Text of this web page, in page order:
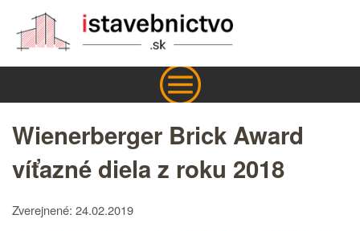
Wienerberger Brick Award
víťazné diela z roku 2018
Zverejnené: 24.02.2019